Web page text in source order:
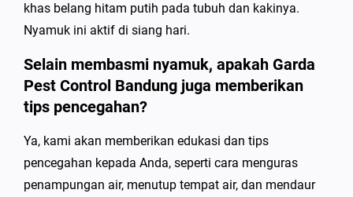
khas belang hitam putih pada tubuh dan kakinya.
Nyamuk ini aktif di siang hari.
Selain membasmi nyamuk, apakah Garda
Pest Control Bandung juga memberikan
tips pencegahan?
Ya, kami akan memberikan edukasi dan tips
pencegahan kepada Anda, seperti cara menguras
penampungan air, menutup tempat air, dan mendaur